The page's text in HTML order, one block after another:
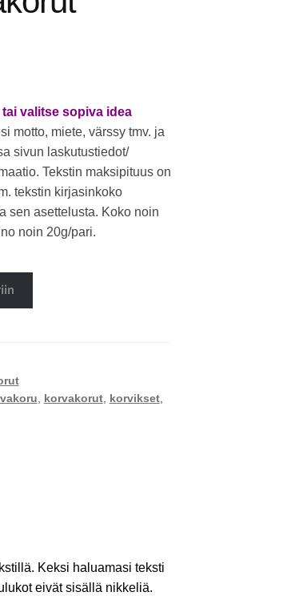
valitse sopiva idea
motto, miete, värssy tmv. ja
sivun laskutustiedot/
Tekstin maksipituus on
tekstin kirjasinkoko
sen asettelusta. Koko noin
noin 20g/pari.
korvakorut, korvikset,
Keksi haluamasi teksti
eivät sisällä nikkeliä.